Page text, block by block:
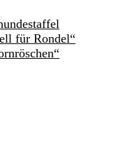
für Rondel“